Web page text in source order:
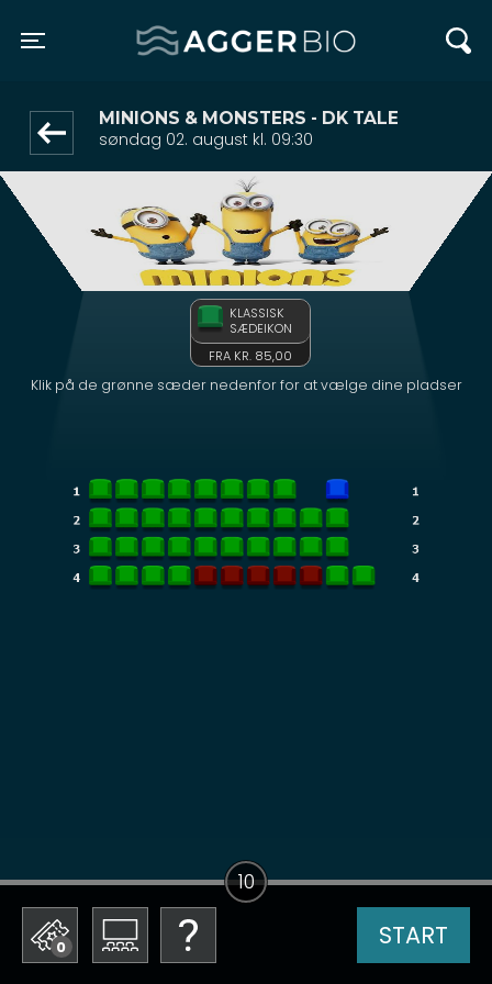
Toggle navigation
Agger BIO
MINIONS & MONSTERS - DK TALE
søndag 02. august kl. 09:30
KLASSISK
SÆDEIKON
FRA KR. 85,00
Klik på de grønne sæder nedenfor for at vælge dine pladser
0 START
10
front05-temp 012148